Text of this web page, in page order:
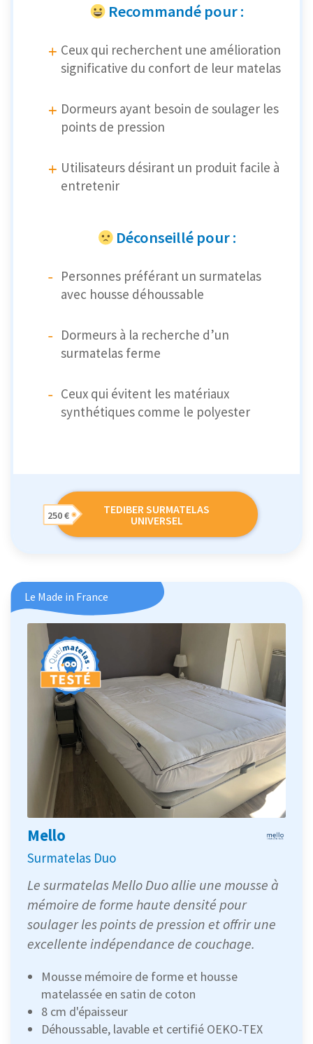
Recommandé pour :
Ceux qui recherchent une amélioration
significative du confort de leur matelas
Dormeurs ayant besoin de soulager les
points de pression
Utilisateurs désirant un produit facile à
entretenir
Déconseillé pour :
Personnes préférant un surmatelas
avec housse déhoussable
Dormeurs à la recherche d’un
surmatelas ferme
Ceux qui évitent les matériaux
synthétiques comme le polyester
TEDIBER SURMATELAS
UNIVERSEL
250 €
Le Made in France
Mello
Surmatelas Duo
Le surmatelas Mello Duo allie une mousse à
mémoire de forme haute densité pour
soulager les points de pression et offrir une
excellente indépendance de couchage.
Mousse mémoire de forme et housse
matelassée en satin de coton
8 cm d'épaisseur
Déhoussable, lavable et certifié OEKO-TEX